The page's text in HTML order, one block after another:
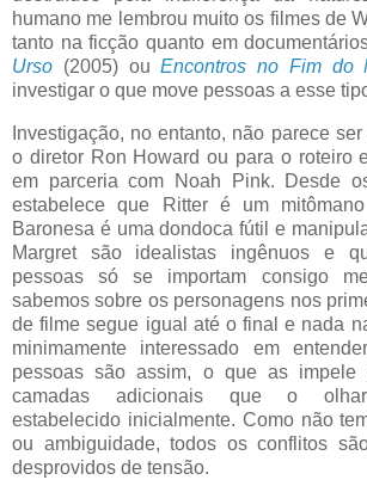
humano me lembrou muito os filmes de
tanto na ficção quanto em
Urso (2005) ouEncontros no Fim do
investigar o que move pessoas a esse
Investigação, no entanto, não parece
o diretor Ron Howard ou para o roteiro
em parceria com Noah Pink. Desde
estabelece que Ritter é um
Baronesa é uma dondoca fútil e
Margret são idealistas ingênuos e
pessoas só se importam consigo
sabemos sobre os personagens nos
de filme segue igual até o final e nada
minimamente interessado em
pessoas são assim, o que as impele
camadas adicionais que o olhar
estabelecido inicialmente. Como não
ou ambiguidade, todos os conflitos
desprovidos de tensão.